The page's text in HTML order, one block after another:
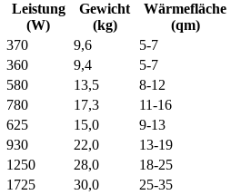
Leistung
(W)
Gewicht
(kg)
Wärme­fläche
(qm)
370 9,6
5-7
360 9,4
5-7
580 13,5
8-12
780 17,3
11-16
625 15,0
9-13
930 22,0
13-19
1250 28,0
18-25
1725 30,0 25-35